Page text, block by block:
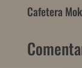
Cafetera